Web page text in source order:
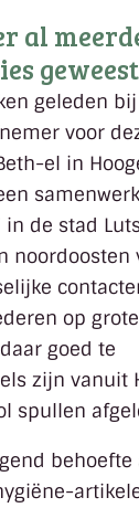
al
geweest
geleden
voor
el in
in de stad
noordoosten
op
goed te
zijn vanuit
spullen